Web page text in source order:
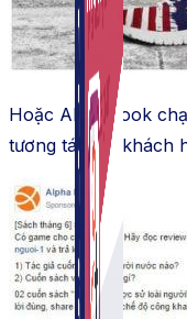
Hoặc Alphabook
tương tác với khách